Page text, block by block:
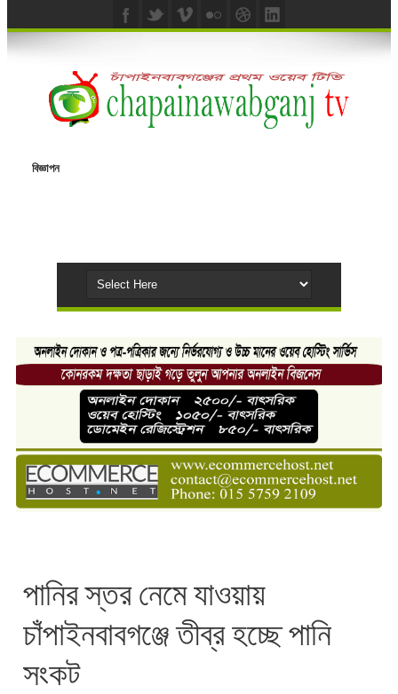
বিজ্ঞাপন
পানির স্তর নেমে যাওয়ায়
চাঁপাইনবাবগঞ্জে তীব্র হচ্ছে পানি
সংকট